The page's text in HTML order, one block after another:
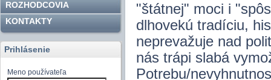
ROZHODCOVIA
KONTAKTY
Prihlásenie
Meno používateľa
"štátnej" moci i
dlhovekú tradíciu,
neprevažuje nad
nás trápi slabá
Potrebu/